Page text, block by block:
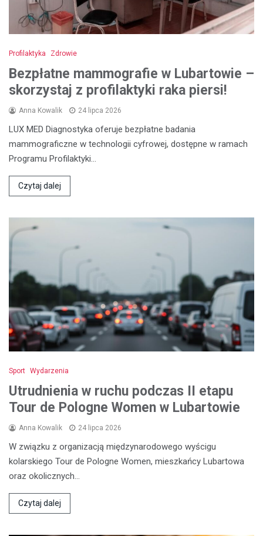
Profilaktyka Zdrowie
Bezpłatne mammografie w Lubartowie –
skorzystaj z profilaktyki raka piersi!
Anna Kowalik 24 lipca 2026
LUX MED Diagnostyka oferuje bezpłatne badania
mammograficzne w technologii cyfrowej, dostępne w ramach
Programu Profilaktyki…
Czytaj dalej
Sport Wydarzenia
Utrudnienia w ruchu podczas II etapu
Tour de Pologne Women w Lubartowie
Anna Kowalik 24 lipca 2026
W związku z organizacją międzynarodowego wyścigu
kolarskiego Tour de Pologne Women, mieszkańcy Lubartowa
oraz okolicznych…
Czytaj dalej